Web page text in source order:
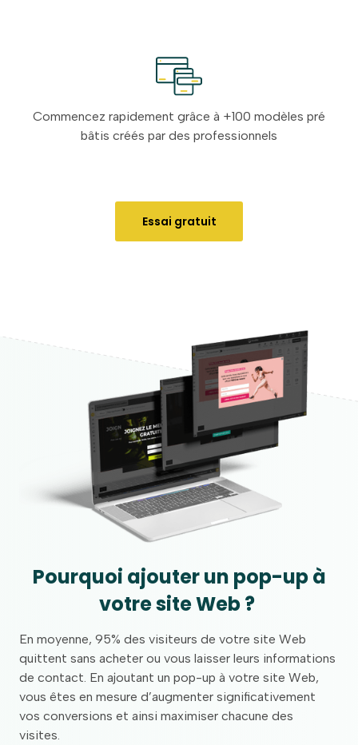
Commencez rapidement grâce à +100 modèles pré
bâtis créés par des professionnels
Essai gratuit
Pourquoi ajouter un pop-up à
votre site Web ?
En moyenne, 95% des visiteurs de votre site Web
quittent sans acheter ou vous laisser leurs informations
de contact. En ajoutant un pop-up à votre site Web,
vous êtes en mesure d’augmenter significativement
vos conversions et ainsi maximiser chacune des
visites.